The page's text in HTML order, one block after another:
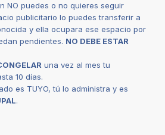
NO puedes o no quieres seguir
publicitario lo puedes transferir a
y ella ocupara ese espacio por
pendientes. NO DEBE ESTAR
una vez al mes tu
10 días.
es TUYO, tú lo administra y es
.